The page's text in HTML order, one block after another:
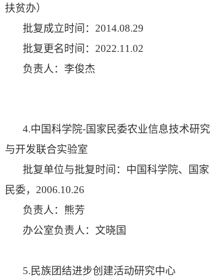
扶贫办）
批复成立时间：2014.08.29
批复更名时间：2022.11.02
负责人：李俊杰
4.中国科学院-国家民委农业信息技术研究
与开发联合实验室
批复单位与批复时间：中国科学院、国家
民委，2006.10.26
负责人：熊芳
办公室负责人：文晓国
5.民族团结进步创建活动研究中心